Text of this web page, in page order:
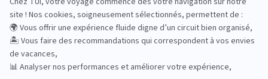
Road Trips
Safari